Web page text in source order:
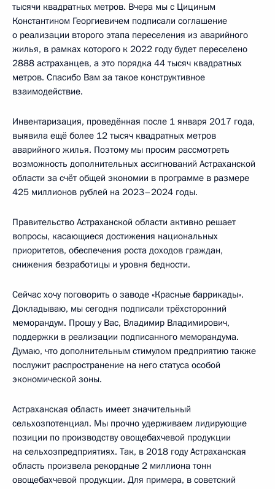
тысячи квадратных метров. Вчера мы с Цициным
Константином Георгиевичем подписали соглашение
о реализации второго этапа переселения из аварийного
жилья, в рамках которого к 2022 году будет переселено
2888 астраханцев, а это порядка 44 тысяч квадратных
метров. Спасибо Вам за такое конструктивное
взаимодействие.
Инвентаризация, проведённая после 1 января 2017 года,
выявила ещё более 12 тысяч квадратных метров
аварийного жилья. Поэтому мы просим рассмотреть
возможность дополнительных ассигнований Астраханской
области за счёт общей экономии в программе в размере
425 миллионов рублей на 2023–2024 годы.
Правительство Астраханской области активно решает
вопросы, касающиеся достижения национальных
приоритетов, обеспечения роста доходов граждан,
снижения безработицы и уровня бедности.
Сейчас хочу поговорить о заводе «Красные баррикады».
Докладываю, мы сегодня подписали трёхсторонний
меморандум. Прошу у Вас, Владимир Владимирович,
поддержки в реализации подписанного меморандума.
Думаю, что дополнительным стимулом предприятию также
послужит распространение на него статуса особой
экономической зоны.
Астраханская область имеет значительный
сельхозпотенциал. Мы прочно удерживаем лидирующие
позиции по производству овощебахчевой продукции
на сельхозпредприятиях. Так, в 2018 году Астраханская
область произвела рекордные 2 миллиона тонн
овощебахчевой продукции. Для примера, в советский